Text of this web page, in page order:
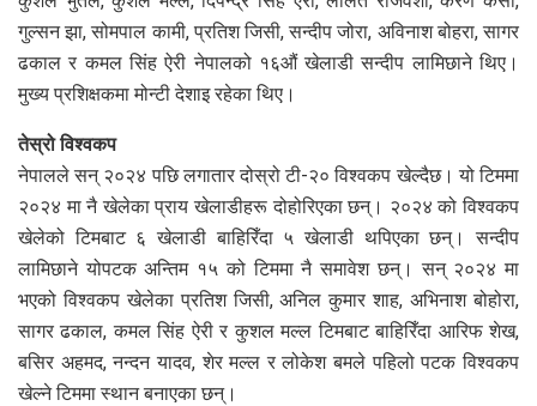
गुल्सन झा, सोमपाल कामी, प्रतिश जिसी, सन्दीप जोरा, अविनाश बोहरा, सागर
ढकाल र कमल सिंह ऐरी नेपालको १६औं खेलाडी सन्दीप लामिछाने थिए।
मुख्य प्रशिक्षकमा मोन्टी देशाइ रहेका थिए।
तेस्रो विश्वकप
नेपालले सन् २०२४ पछि लगातार दोस्रो टी-२० विश्वकप खेल्दैछ। यो टिममा
२०२४ मा नै खेलेका प्राय खेलाडीहरू दोहोरिएका छन्। २०२४ को विश्वकप
खेलेको टिमबाट ६ खेलाडी बाहिरिँदा ५ खेलाडी थपिएका छन्। सन्दीप
लामिछाने योपटक अन्तिम १५ को टिममा नै समावेश छन्। सन् २०२४ मा
भएको विश्वकप खेलेका प्रतिश जिसी, अनिल कुमार शाह, अभिनाश बोहोरा,
सागर ढकाल, कमल सिंह ऐरी र कुशल मल्ल टिमबाट बाहिरिँदा आरिफ शेख,
बसिर अहमद, नन्दन यादव, शेर मल्ल र लोकेश बमले पहिलो पटक विश्वकप
खेल्ने टिममा स्थान बनाएका छन्।